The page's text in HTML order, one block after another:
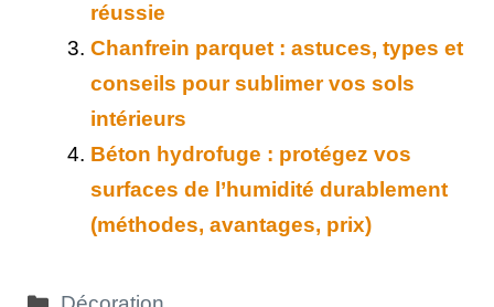
réussie
Chanfrein parquet : astuces, types et
conseils pour sublimer vos sols
intérieurs
Béton hydrofuge : protégez vos
surfaces de l’humidité durablement
(méthodes, avantages, prix)
Catégories